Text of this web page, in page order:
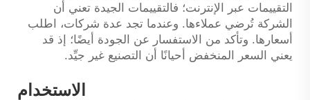
التقييمات عبر الإنترنت؛ فالتقييمات الجيدة تعني أن
الشركة تُرضي عملاءها. وعندما تجد عدة شركات، اطلب
أسعارها. وتأكد من الاستفسار عن الجودة أيضًا؛ إذ قد
يعني السعر المنخفض أحيانًا أن التصنيع غير جيِّد.
الاستخدام